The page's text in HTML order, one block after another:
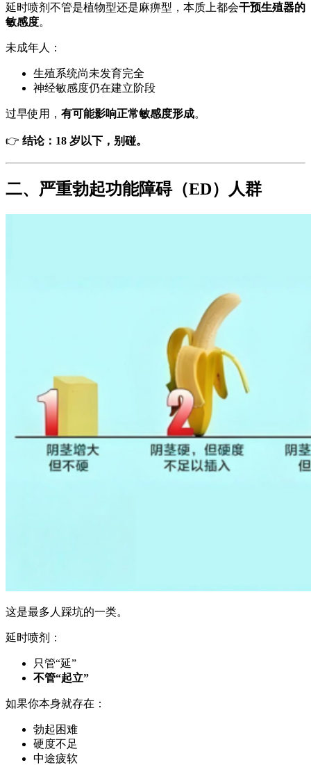
延时喷剂不管是植物型还是麻痹型，本质上都会干预生殖器的
敏感度。
未成年人：
生殖系统尚未发育完全
神经敏感度仍在建立阶段
过早使用， 有可能影响正常敏感度形成。
👉 结论：18 岁以下，别碰。
二、严重勃起功能障碍（ED）人群
这是最多人踩坑的一类。
延时喷剂：
只管“延”
不管“起立”
如果你本身就存在：
勃起困难
硬度不足
中途疲软